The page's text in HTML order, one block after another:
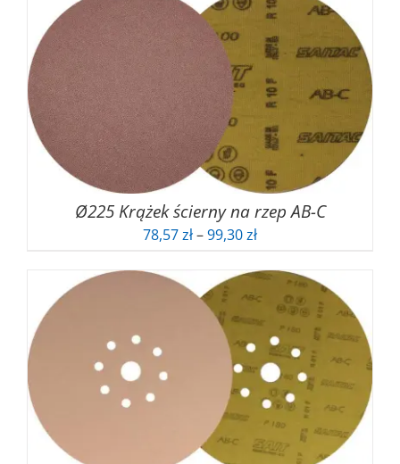
Ø225 Krążek ścierny na rzep AB-C
78,57zł–99,30złZakres
od
78,57 zł
99,30 zł